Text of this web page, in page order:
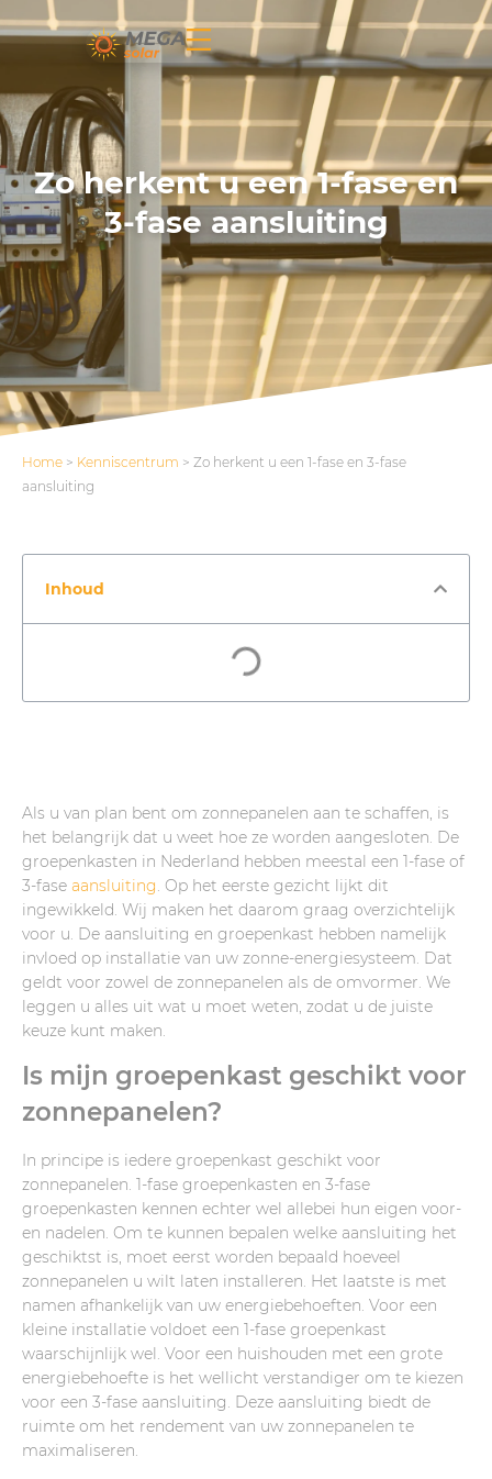
Zo herkent u een 1-fase en
3-fase aansluiting
Home > Kenniscentrum > Zo herkent u een 1-fase en 3-fase
aansluiting
Inhoud
Als u van plan bent om zonnepanelen aan te schaffen, is
het belangrijk dat u weet hoe ze worden aangesloten. De
groepenkasten in Nederland hebben meestal een 1-fase of
3-fase aansluiting. Op het eerste gezicht lijkt dit
ingewikkeld. Wij maken het daarom graag overzichtelijk
voor u. De aansluiting en groepenkast hebben namelijk
invloed op installatie van uw zonne-energiesysteem. Dat
geldt voor zowel de zonnepanelen als de omvormer. We
leggen u alles uit wat u moet weten, zodat u de juiste
keuze kunt maken.
Is mijn groepenkast geschikt voor
zonnepanelen?
In principe is iedere groepenkast geschikt voor
zonnepanelen. 1-fase groepenkasten en 3-fase
groepenkasten kennen echter wel allebei hun eigen voor-
en nadelen. Om te kunnen bepalen welke aansluiting het
geschiktst is, moet eerst worden bepaald hoeveel
zonnepanelen u wilt laten installeren. Het laatste is met
namen afhankelijk van uw energiebehoeften. Voor een
kleine installatie voldoet een 1-fase groepenkast
waarschijnlijk wel. Voor een huishouden met een grote
energiebehoefte is het wellicht verstandiger om te kiezen
voor een 3-fase aansluiting. Deze aansluiting biedt de
ruimte om het rendement van uw zonnepanelen te
maximaliseren.